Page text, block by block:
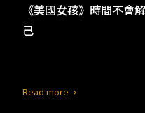
TW EN JP KR
《美國女孩》時間不會
己
Read more